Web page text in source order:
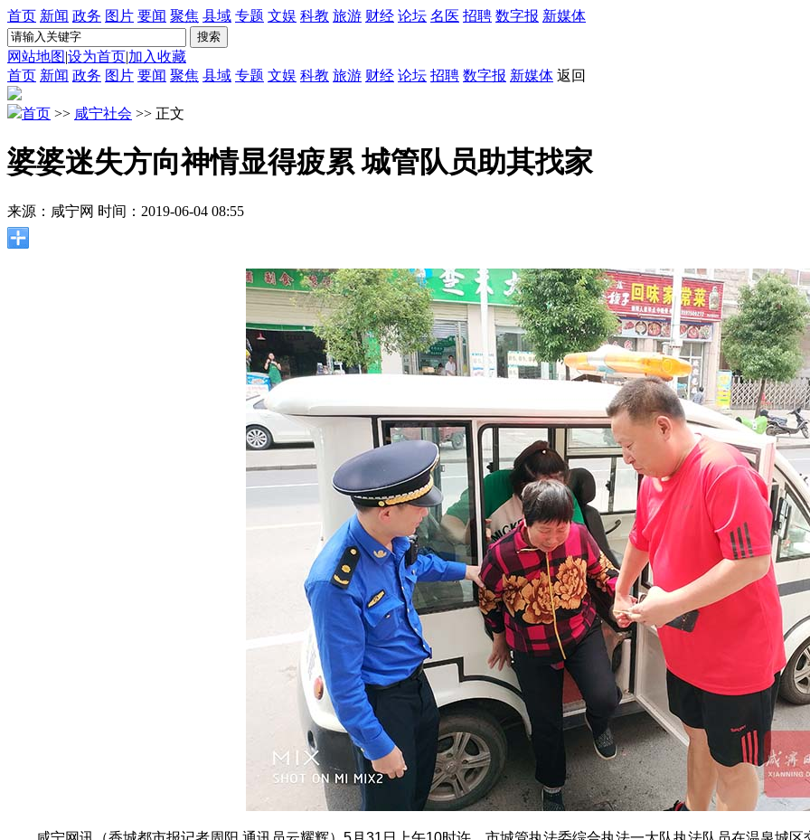
首页 新闻 政务 图片 要闻 聚焦 县域 专题 文娱 科教 旅游 财经 论坛 名医 招聘 数字报 新媒体
网站地图|设为首页|加入收藏
首页 新闻 政务 图片 要闻 聚焦 县域 专题 文娱 科教 旅游 财经 论坛 招聘 数字报 新媒体 返回
首页 >> 咸宁社会 >> 正文
婆婆迷失方向神情显得疲累 城管队员助其找家
来源：咸宁网 时间：2019-06-04 08:55